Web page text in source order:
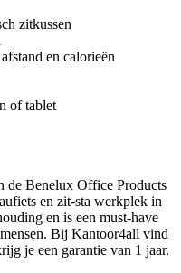
zitkussen
en calorieën
of tablet
de Benelux Office Products
en zit-sta werkplek in
en is een must-have
Bij Kantoor4all vind
je een garantie van 1 jaar.